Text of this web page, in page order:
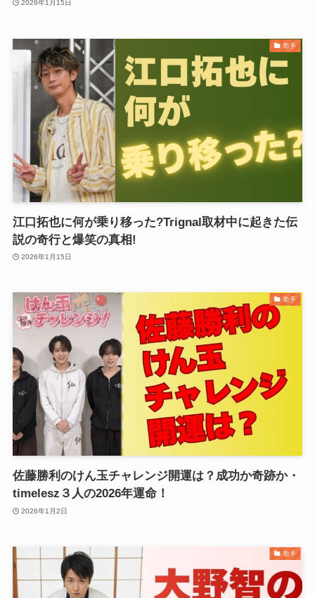
2026年1月15日
歌手
江口拓也に何が乗り移った?Trignal取材中に起きた伝
説の奇行と爆笑の真相!
2026年1月15日
歌手
佐藤勝利のけん玉チャレンジ開運は？成功か奇跡か・
timelesz３人の2026年運命！
2026年1月2日
歌手